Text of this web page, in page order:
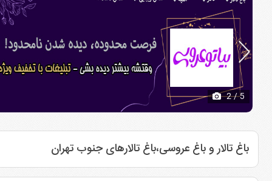
2/ 5
باغ تالار و باغ عروسی،باغ تالارهای جنوب تهران